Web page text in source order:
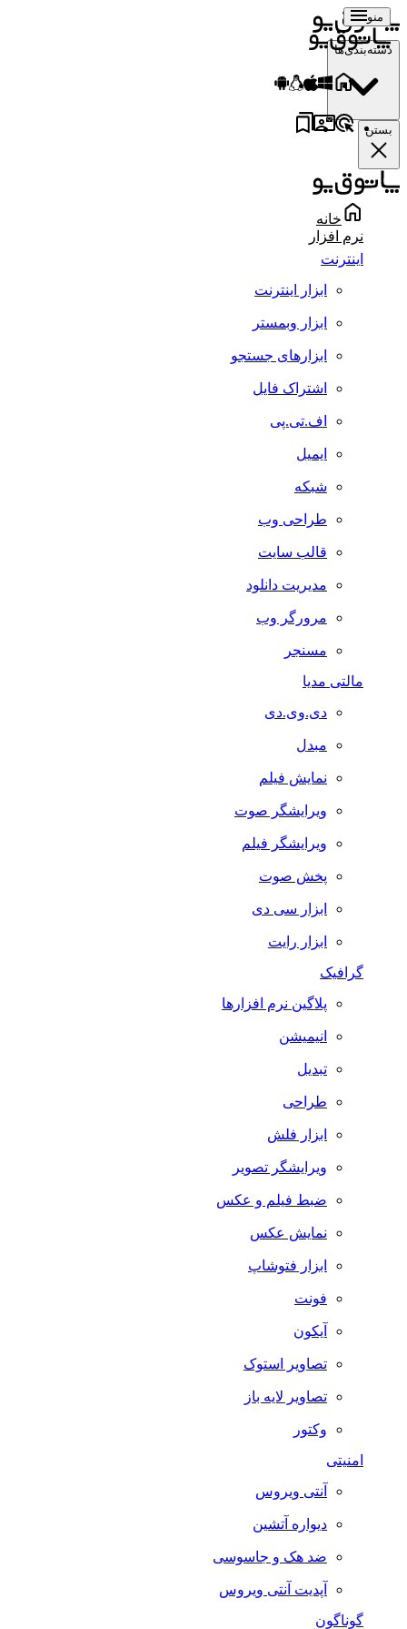
منو
دسته‌بندی‌ها
بستن
خانه
نرم افزار
اینترنت
ابزار اینترنت
ابزار وبمستر
ابزارهای جستجو
اشتراک فایل
اف.تی.پی
ایمیل
شبکه
طراحی وب
قالب سایت
مدیریت دانلود
مرورگر وب
مسنجر
مالتی مدیا
دی.وی.دی
مبدل
نمایش فیلم
ویرایشگر صوت
ویرایشگر فیلم
پخش صوت
ابزار سی دی
ابزار رایت
گرافیک
پلاگین نرم افزارها
انیمیشن
تبدیل
طراحی
ابزار فلش
ویرایشگر تصویر
ضبط فيلم و عكس
نمایش عکس
ابزار فتوشاپ
فونت
آیکون
تصاویر استوک
تصاویر لایه باز
وکتور
امنیتی
آنتی ویروس
دیواره آتشین
ضد هک و جاسوسی
آپدیت آنتی ویروس
گوناگون